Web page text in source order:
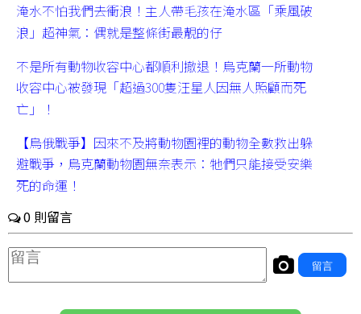
淹水不怕我們去衝浪！主人帶毛孩在淹水區「乘風破
浪」超神氣：偶就是整條街最靚的仔
不是所有動物收容中心都順利撤退！烏克蘭一所動物
收容中心被發現「超過300隻汪星人因無人照顧而死
亡」！
【烏俄戰爭】因來不及將動物園裡的動物全數救出躲
避戰爭，烏克蘭動物園無奈表示：牠們只能接受安樂
死的命運！